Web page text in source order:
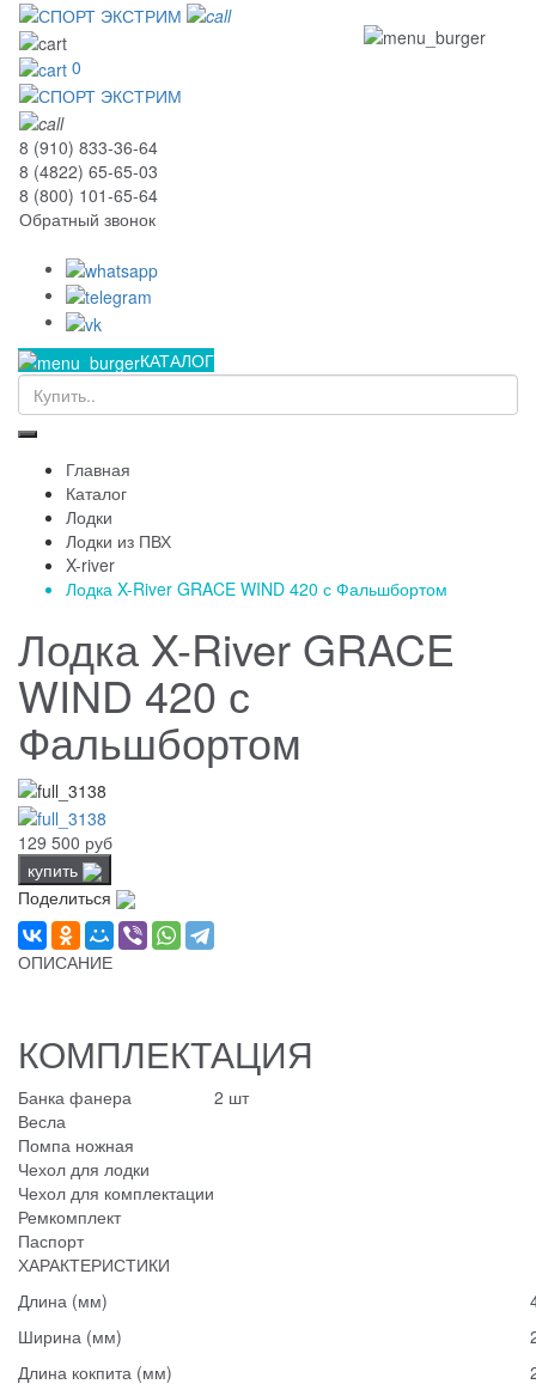
0
8 (910) 833-36-64
8 (4822) 65-65-03
8 (800) 101-65-64
Обратный звонок
КАТАЛОГ
Главная
Каталог
Лодки
Лодки из ПВХ
X-river
Лодка X-River GRACE WIND 420 с Фальшбортом
Лодка X-River GRACE
WIND 420 с
Фальшбортом
129 500 руб
купить
Поделиться
ОПИСАНИЕ
КОМПЛЕКТАЦИЯ
Банка фанера
2 шт
Весла
Помпа ножная
Чехол для лодки
Чехол для комплектации
Ремкомплект
Паспорт
ХАРАКТЕРИСТИКИ
Длина (мм)
Ширина (мм)
Длина кокпита (мм)